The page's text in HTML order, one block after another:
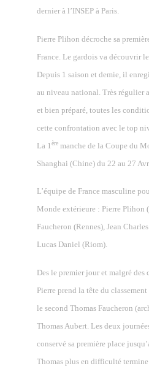
dernier à l’INSEP à Paris.
Pierre Plihon décroche sa
France. Le gardois va découvrir
Depuis 1 saison et demie, il
au niveau national. Très régulier
et bien préparé, toutes les
cette confrontation avec le top
La 1 ère manche de la Coupe du
Shanghai (Chine) du 22 au 27
L’équipe de France masculine
Monde extérieure : Pierre Plihon
Faucheron (Rennes), Jean
Lucas Daniel (Riom).
Des le premier jour et malgré
Pierre prend la tête du
le second Thomas Faucheron
Thomas Aubert. Les deux
conservé sa première place
Thomas plus en difficulté termine